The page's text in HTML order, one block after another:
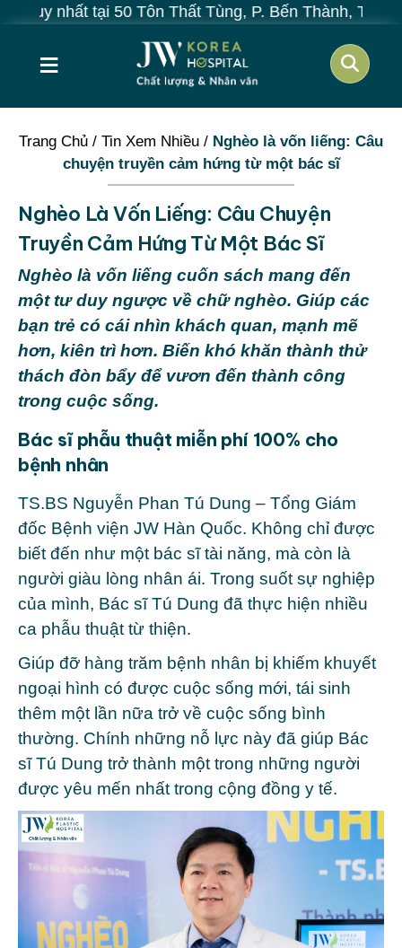
Tôn Thất Tùng, P. Bến Thành, TP.HCM
≡
Trang Chủ / Tin Xem Nhiều / Nghèo là vốn liếng: Câu
chuyện truyền cảm hứng từ một bác sĩ
Nghèo Là Vốn Liếng: Câu Chuyện
Truyền Cảm Hứng Từ Một Bác Sĩ
Nghèo là vốn liếng cuốn sách mang đến
một tư duy ngược về chữ nghèo. Giúp các
bạn trẻ có cái nhìn khách quan, mạnh mẽ
hơn, kiên trì hơn. Biến khó khăn thành thử
thách đòn bẩy để vươn đến thành công
trong cuộc sống.
Bác sĩ phẫu thuật miễn phí 100% cho
bệnh nhân
TS.BS Nguyễn Phan Tú Dung – Tổng Giám
đốc Bệnh viện JW Hàn Quốc. Không chỉ được
biết đến như một bác sĩ tài năng, mà còn là
người giàu lòng nhân ái. Trong suốt sự nghiệp
của mình, Bác sĩ Tú Dung đã thực hiện nhiều
ca phẫu thuật từ thiện.
Giúp đỡ hàng trăm bệnh nhân bị khiếm khuyết
ngoại hình có được cuộc sống mới, tái sinh
thêm một lần nữa trở về cuộc sống bình
thường. Chính những nỗ lực này đã giúp Bác
sĩ Tú Dung trở thành một trong những người
được yêu mến nhất trong cộng đồng y tế.